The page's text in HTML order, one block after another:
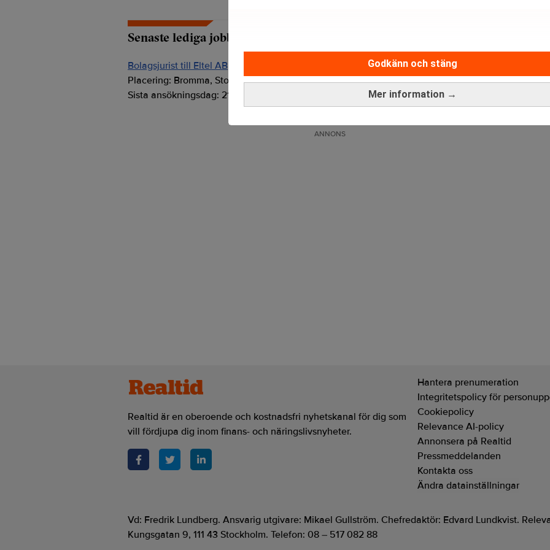
Mer information →
Godkänn och stäng
Senaste lediga jobben
Bolagsjurist till Eltel AB
Placering: Bromma, Stockholm
Sista ansökningsdag: 21/08/2026
Medarbetare inom Intern
Sista ansökningsdag:
ANNONS
Realtid.se Makro